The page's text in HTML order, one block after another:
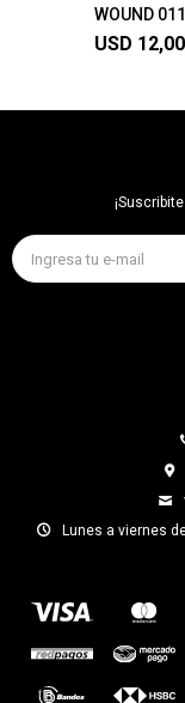
WOUND 011
USD 12,00
Lunes a viernes